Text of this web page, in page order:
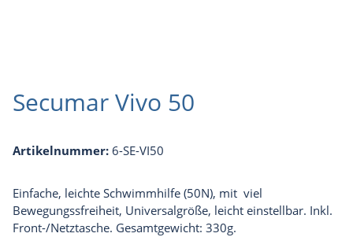
Secumar Vivo 50
Artikelnummer: 6-SE-VI50
Einfache, leichte Schwimmhilfe (50N), mit viel
Bewegungssfreiheit, Universalgröße, leicht einstellbar. Inkl.
Front-/Netztasche. Gesamtgewicht: 330g.